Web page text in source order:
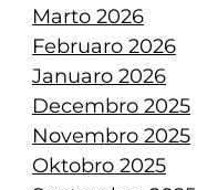
Marto 2026
Februaro 2026
Januaro 2026
Decembro 2025
Novembro 2025
Oktobro 2025